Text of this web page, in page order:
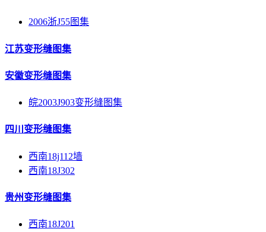
2006浙J55图集
江苏变形缝图集
安徽变形缝图集
皖2003J903变形缝图集
四川变形缝图集
西南18j112墙
西南18J302
贵州变形缝图集
西南18J201